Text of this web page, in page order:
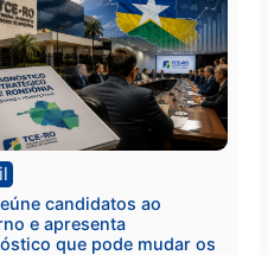
Polícia